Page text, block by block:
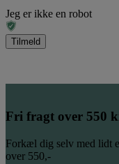
Jeg er ikke en robot
Fri fragt over 550
Forkæl dig selv med lidt
over 550,-